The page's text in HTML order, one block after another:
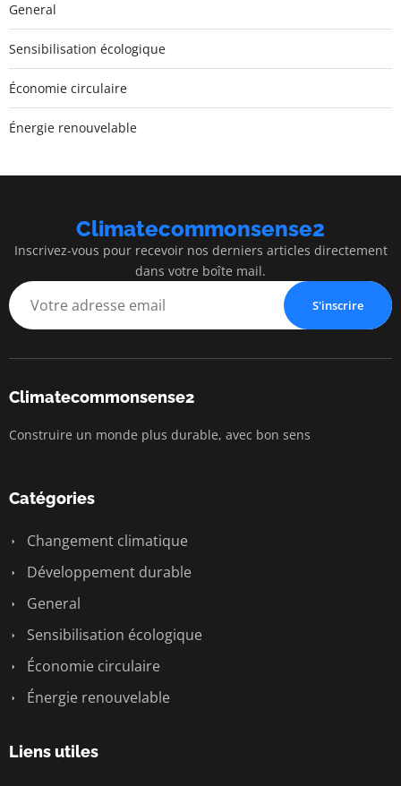
General
Sensibilisation écologique
Économie circulaire
Énergie renouvelable
Climatecommonsense2
Inscrivez-vous pour recevoir nos derniers articles directement
dans votre boîte mail.
S'inscrire
Climatecommonsense2
Construire un monde plus durable, avec bon sens
Catégories
Changement climatique
Développement durable
General
Sensibilisation écologique
Économie circulaire
Énergie renouvelable
Liens utiles